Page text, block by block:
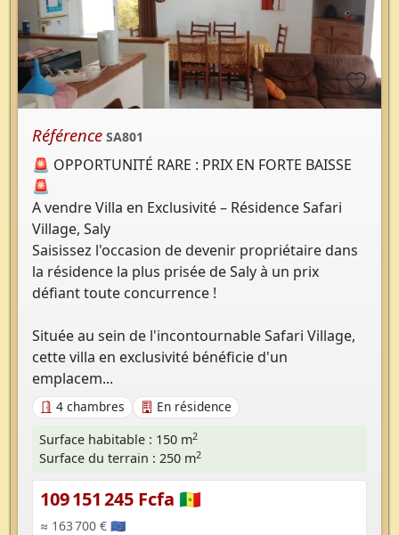
Référence SA801
🚨 OPPORTUNITÉ RARE : PRIX EN FORTE BAISSE
🚨
A vendre Villa en Exclusivité – Résidence Safari
Village, Saly
Saisissez l'occasion de devenir propriétaire dans
la résidence la plus prisée de Saly à un prix
défiant toute concurrence !
Située au sein de l'incontournable Safari Village,
cette villa en exclusivité bénéficie d'un
emplacem...
4 chambres
En résidence
Surface habitable : 150 m2
Surface du terrain : 250 m2
109 151 245 Fcfa 🇸🇳
≈ 163 700 € 🇪🇺